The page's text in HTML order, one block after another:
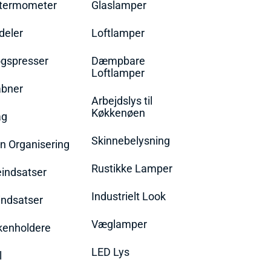
Organisering
Glaslamper
Loftlamper
Dæmpbare
Loftlamper
Arbejdslys til
Køkkenøen
Skinnebelysning
Rustikke Lamper
Industrielt Look
Væglamper
LED Lys